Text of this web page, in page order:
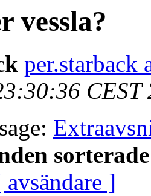
vessla?
per.starback
CEST
avsändare ]